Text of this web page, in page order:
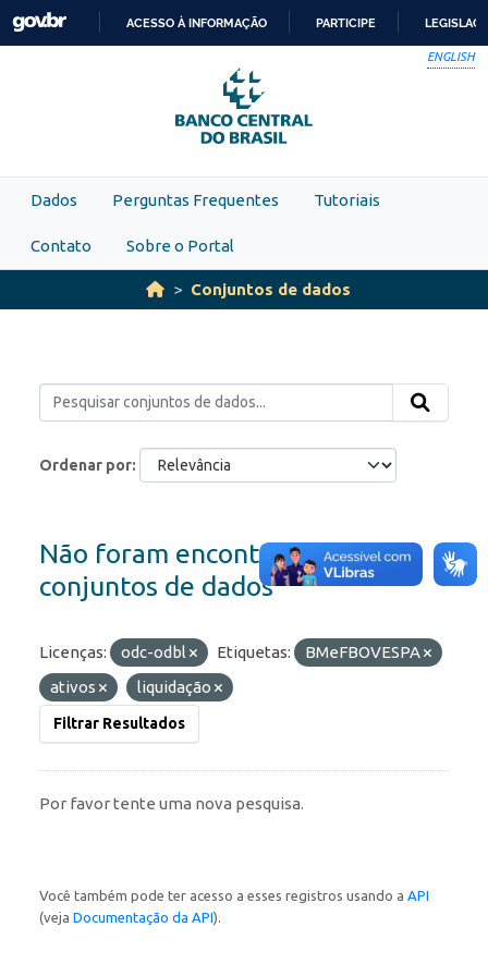
Skip to main content
PARA
O
CONTEÚDO
ACESSO À INFORMAÇÃO PARTICIPE
ENGLISH
Dados Perguntas Frequentes Tutoriais
Contato Sobre o Portal
Conjuntos de dados
Ordenar por
Não foram encontrados
conjuntos de dados
Licenças: odc-odbl Etiquetas:
BMeFBOVESPA
ativos
liquidação
Filtrar Resultados
Por favor tente uma nova pesquisa.
Você também pode ter acesso a esses registros usando a API
(veja Documentação da API).